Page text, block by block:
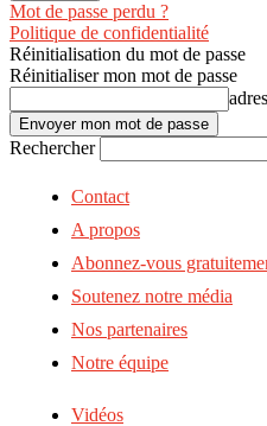
Mot de passe perdu ?
Politique de confidentialité
Réinitialisation du mot de passe
Réinitialiser mon mot de passe
Rechercher
Contact
A propos
Abonnez-vous
Soutenez notre média
Nos partenaires
Notre équipe
Vidéos